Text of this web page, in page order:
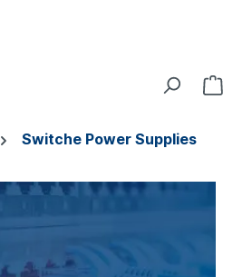
Switche Power Supplies